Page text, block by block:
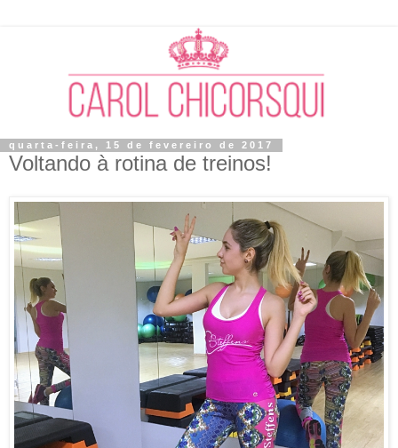
quarta-feira, 15 de fevereiro de 2017
Voltando à rotina de treinos!